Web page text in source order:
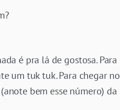
é pra lá de gostosa. Para
um tuk tuk. Para chegar no
bem esse número) da